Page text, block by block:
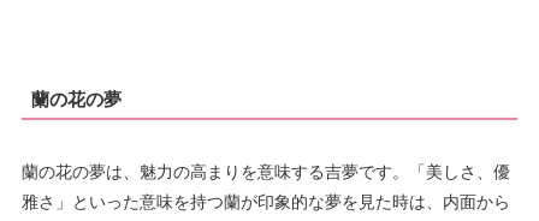
蘭の花の夢
蘭の花の夢は、魅力の高まりを意味する吉夢です。「美しさ、優
雅さ」といった意味を持つ蘭が印象的な夢を見た時は、内面から